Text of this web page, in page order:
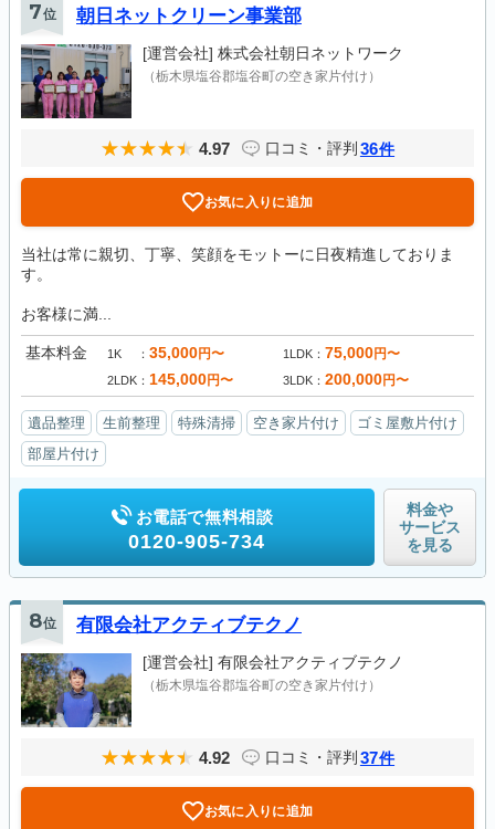
7位 朝日ネットクリーン事業部
[運営会社] 株式会社朝日ネットワーク
（栃木県塩谷郡塩谷町の空き家片付け）
4.97 口コミ・評判 36件
お気に入りに追加
当社は常に親切、丁寧、笑顔をモットーに日夜精進しておりま
す。
お客様に満...
基本料金 1K 35,000円〜 1LDK 75,000円〜
2LDK 145,000円〜 3LDK 200,000円〜
遺品整理 生前整理 特殊清掃 空き家片付け
ゴミ屋敷片付け
部屋片付け
お電話で無料相談
0120-905-734
料金や
サービス
を見る
8位 有限会社アクティブテクノ
[運営会社] 有限会社アクティブテクノ
（栃木県塩谷郡塩谷町の空き家片付け）
4.92 口コミ・評判 37件
お気に入りに追加